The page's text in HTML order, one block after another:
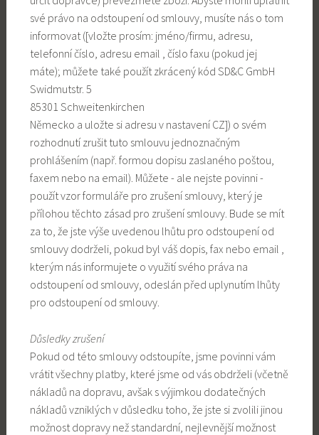
své právo na odstoupení od smlouvy, musíte nás o tom
informovat ([vložte prosím: jméno/firmu, adresu,
telefonní číslo, adresu email , číslo faxu (pokud jej
máte); můžete také použít zkrácený kód SD&C GmbH
Swidmutstr. 5
85301 Schweitenkirchen
Německo a uložte si adresu v nastavení CZ]) o svém
rozhodnutí zrušit tuto smlouvu jednoznačným
prohlášením (např. formou dopisu zaslaného poštou,
faxem nebo na email). Můžete - ale nejste povinni -
použít vzor formuláře pro zrušení smlouvy, který je
přílohou těchto zásad pro zrušení smlouvy. Bude se mít
za to, že jste výše uvedenou lhůtu pro odstoupení od
smlouvy dodrželi, pokud byl váš dopis, fax nebo email ,
kterým nás informujete o využití svého práva na
odstoupení od smlouvy, odeslán před uplynutím lhůty
pro odstoupení od smlouvy.
Důsledky zrušení
Pokud od této smlouvy odstoupíte, jsme povinni vám
vrátit všechny platby, které jsme od vás obdrželi (včetně
nákladů na dopravu, avšak s výjimkou dodatečných
nákladů vzniklých v důsledku toho, že jste si zvolili jinou
možnost dopravy než standardní, nejlevnější možnost